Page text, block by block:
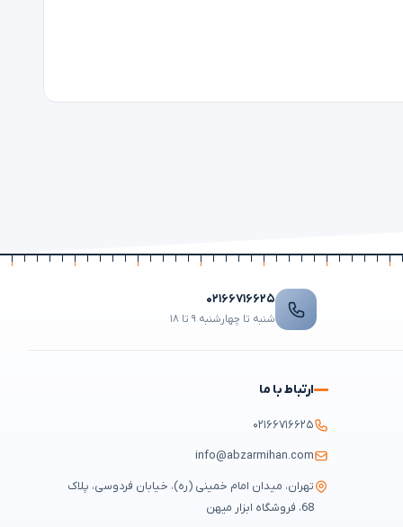
۰۲۱۶۶۷۱۶۶۲۵
شنبه تا چهارشنبه ۹ تا ۱۸
ارتباط با ما
۰۲۱۶۶۷۱۶۶۲۵
info@abzarmihan.com
تهران، میدان امام خمینی (ره)، خیابان فردوسی، پلاک
68، فروشگاه ابزار میهن